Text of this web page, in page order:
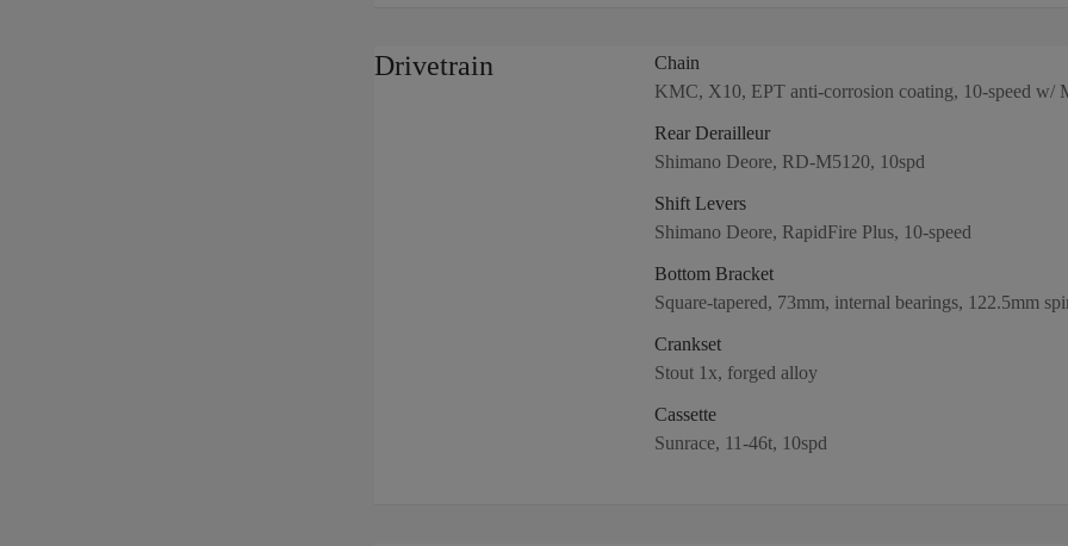
Drivetrain
Chain
KMC, X10, EPT anti-corrosion coating, 10-speed
Rear Derailleur
Shimano Deore, RD-M5120, 10spd
Shift Levers
Shimano Deore, RapidFire Plus, 10-speed
Bottom Bracket
Square-tapered, 73mm, internal bearings, 122.5mm
Crankset
Stout 1x, forged alloy
Cassette
Sunrace, 11-46t, 10spd